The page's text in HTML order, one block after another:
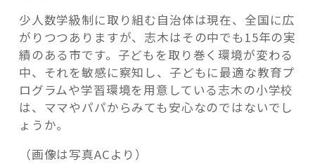
少人数学級制に取り組む自治体は現在、全国に広
がりつつありますが、志木はその中でも15年の実
績のある市です。子どもを取り巻く環境が変わる
中、それを敏感に察知し、子どもに最適な教育プ
ログラムや学習環境を用意している志木の小学校
は、ママやパパからみても安心なのではないでし
ょうか。
（画像は写真ACより）